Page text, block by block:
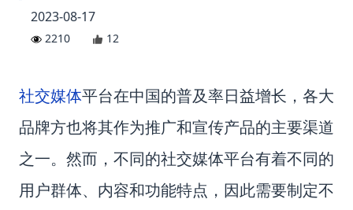
2023-08-17
2210 12
社交媒体平台在中国的普及率日益增长，各大
品牌方也将其作为推广和宣传产品的主要渠道
之一。然而， 不同的社交媒体平台有着不同的
用户群体、内容和功能特点，因此需要制定不